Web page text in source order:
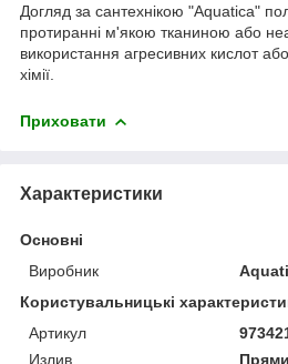
Догляд за сантехнікою "Aquatica"
протиранні м'якою тканиною або
використання агресивних кислот
хімії.
Приховати
Характеристики
Основні
Виробник
Користувальницькі
Артикул
Излив